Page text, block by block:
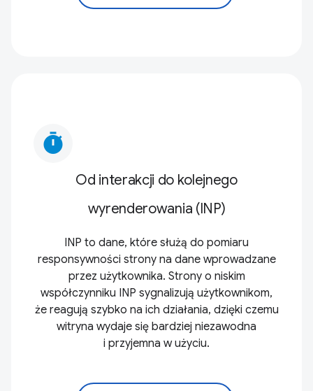
timer
Od interakcji do kolejnego
wyrenderowania (INP)
INP to dane, które służą do pomiaru
responsywności strony na dane wprowadzane
przez użytkownika. Strony o niskim
współczynniku INP sygnalizują użytkownikom,
że reagują szybko na ich działania, dzięki czemu
witryna wydaje się bardziej niezawodna
i przyjemna w użyciu.